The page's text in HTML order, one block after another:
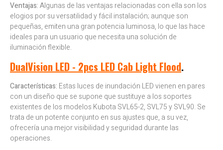
Ventajas:Algunas de las ventajas relacionadas con ella son los
elogios por su versatilidad y fácil instalación; aunque son
pequeñas, emiten una gran potencia luminosa, lo que las hace
ideales para un usuario que necesita una solución de
iluminación flexible.
DualVision LED - 2pcs LED Cab Light Flood.
Características: Estas luces de inundación LED vienen en pares
con un diseño que se supone que sustituye a los soportes
existentes de los modelos Kubota SVL65-2, SVL75 y SVL90. Se
trata de un potente conjunto en sus ajustes que, a su vez,
ofrecería una mejor visibilidad y seguridad durante las
operaciones.